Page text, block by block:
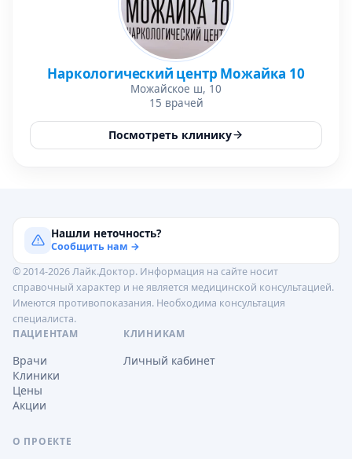
Наркологический центр Можайка 10
Можайское ш, 10
15 врачей
Посмотреть клинику
Нашли неточность?
Сообщить нам →
© 2014-2026 Лайк.Доктор. Информация на сайте носит
справочный характер и не является медицинской консультацией.
Имеются противопоказания. Необходима консультация
специалиста.
ПАЦИЕНТАМ
Врачи
Клиники
Цены
Акции
КЛИНИКАМ
Личный кабинет
О ПРОЕКТЕ